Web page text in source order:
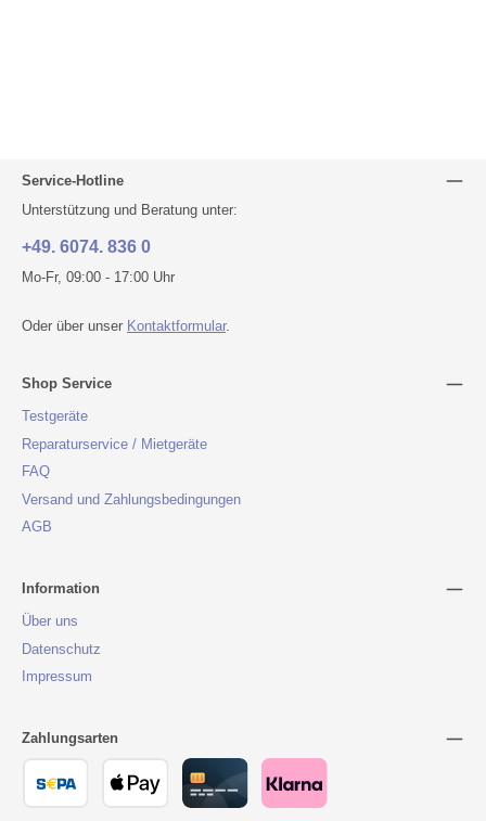
Service-Hotline
Unterstützung und Beratung unter:
+49. 6074. 836 0
Mo-Fr, 09:00 - 17:00 Uhr
Oder über unser Kontaktformular.
Shop Service
Testgeräte
Reparaturservice / Mietgeräte
FAQ
Versand und Zahlungsbedingungen
AGB
Information
Über uns
Datenschutz
Impressum
Zahlungsarten